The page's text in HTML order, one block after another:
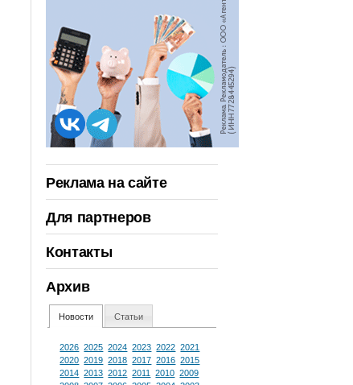
Реклама на сайте
Для партнеров
Контакты
Архив
Новости Статьи
2026 2025 2024 2023 2022 2021
2020 2019 2018 2017 2016 2015
2014 2013 2012 2011 2010 2009